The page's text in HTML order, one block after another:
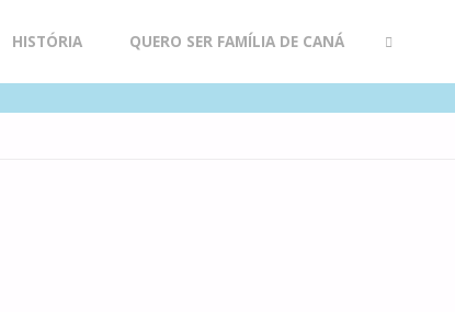
HISTÓRIA QUERO SER FAMÍLIA DE CANÁ